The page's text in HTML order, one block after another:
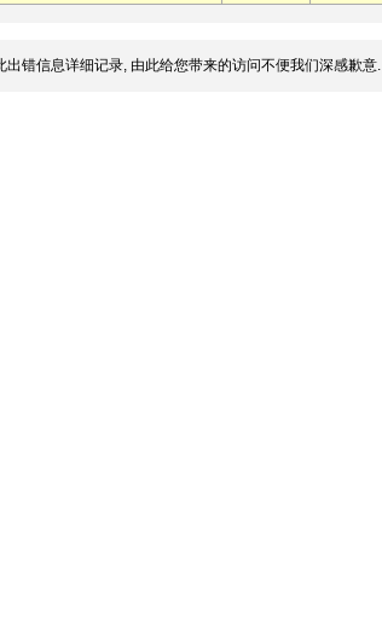
错信息详细记录, 由此给您带来的访问不便我们深感歉意.